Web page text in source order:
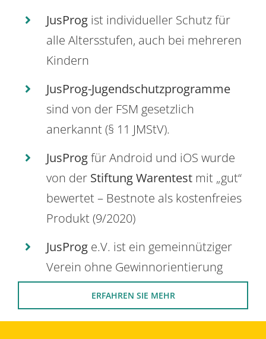
JusProg ist individueller Schutz für
alle Altersstufen, auch bei mehreren
Kindern
JusProg-Jugendschutzprogramme
sind von der FSM gesetzlich
anerkannt (§ 11 JMStV).
JusProgfür Android und iOS wurde
von der Stiftung Warentest mit „gut“
bewertet – Bestnote als kostenfreies
Produkt (9/2020)
JusProg e.V. ist ein gemeinnütziger
Verein ohne Gewinnorientierung
ERFAHREN SIE MEHR